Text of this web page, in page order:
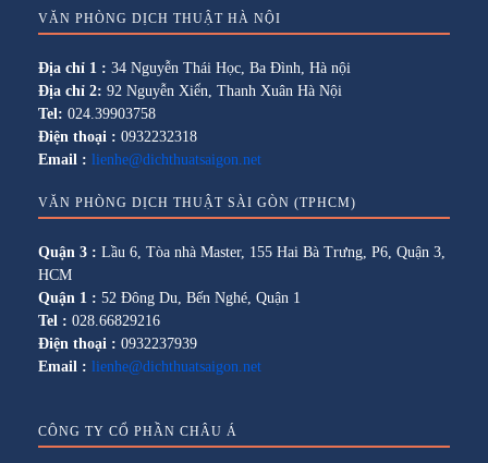
VĂN PHÒNG DỊCH THUẬT HÀ NỘI
Địa chỉ 1 : 34 Nguyễn Thái Học, Ba Đình, Hà nội
Địa chỉ 2: 92 Nguyễn Xiển, Thanh Xuân Hà Nội
Tel: 024.39903758
Điện thoại : 0932232318
Email : lienhe@dichthuatsaigon.net
VĂN PHÒNG DỊCH THUẬT SÀI GÒN (TPHCM)
Quận 3 : Lầu 6, Tòa nhà Master, 155 Hai Bà Trưng, P6, Quận 3,
HCM
Quận 1 : 52 Đông Du, Bến Nghé, Quận 1
Tel : 028.66829216
Điện thoại : 0932237939
Email : lienhe@dichthuatsaigon.net
CÔNG TY CỔ PHẦN CHÂU Á